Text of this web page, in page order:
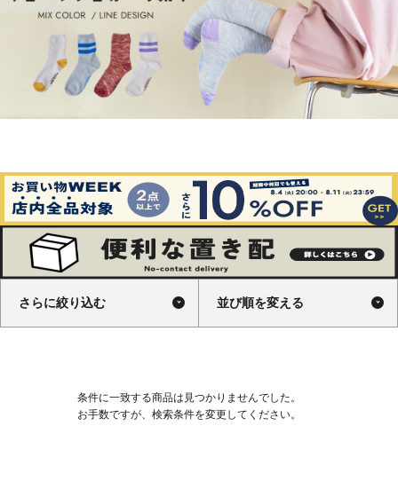
さらに絞り込む 並び順を変える
条件に一致する商品は見つかりませんでした。
お手数ですが、検索条件を変更してください。